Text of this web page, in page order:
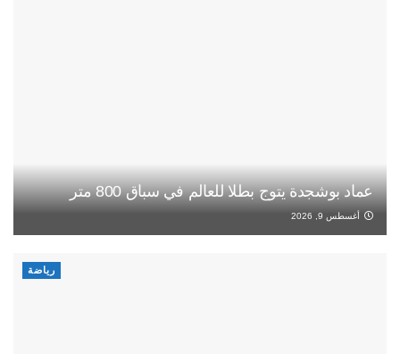
عماد بوشجدة يتوج بطلا للعالم في سباق 800 متر
أغسطس 9, 2026
رياضة